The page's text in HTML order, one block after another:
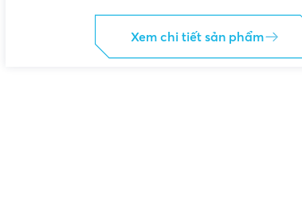
Xem chi tiết sản phẩm